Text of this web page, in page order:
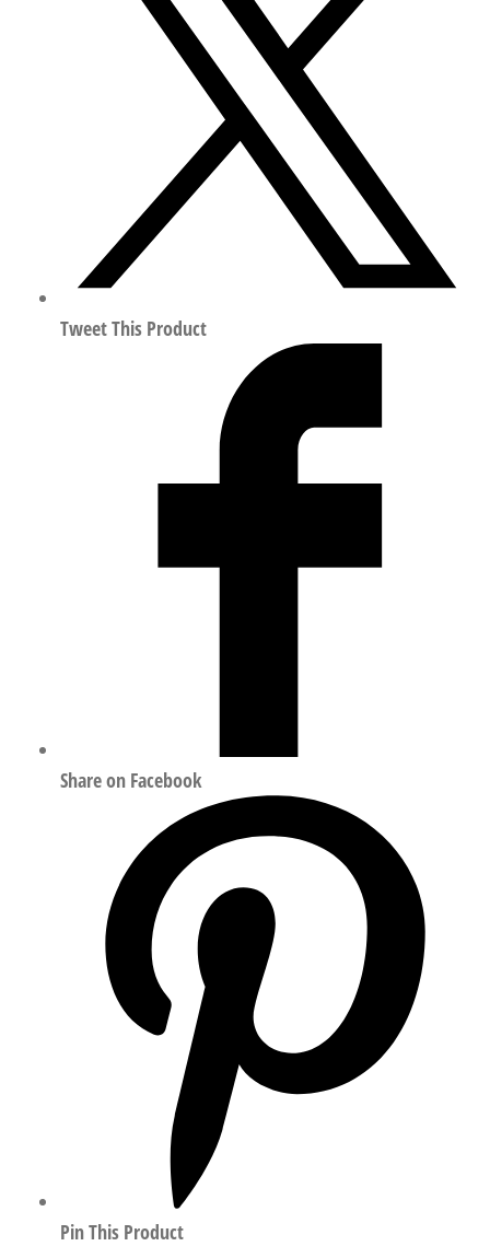
Tweet This Product
Share on Facebook
Pin This Product